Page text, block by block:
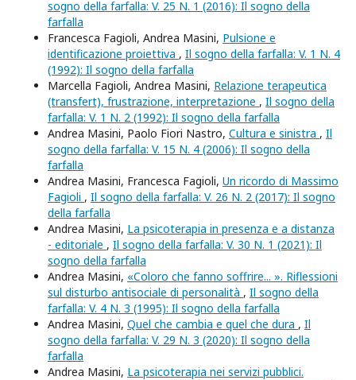
sogno della farfalla: V. 25 N. 1 (2016): Il sogno della
farfalla
Francesca Fagioli, Andrea Masini, Pulsione e
identificazione proiettiva , Il sogno della farfalla: V. 1 N. 4
(1992): Il sogno della farfalla
Marcella Fagioli, Andrea Masini, Relazione terapeutica
(transfert), frustrazione, interpretazione , Il sogno della
farfalla: V. 1 N. 2 (1992): Il sogno della farfalla
Andrea Masini, Paolo Fiori Nastro, Cultura e sinistra , Il
sogno della farfalla: V. 15 N. 4 (2006): Il sogno della
farfalla
Andrea Masini, Francesca Fagioli, Un ricordo di Massimo
Fagioli , Il sogno della farfalla: V. 26 N. 2 (2017): Il sogno
della farfalla
Andrea Masini, La psicoterapia in presenza e a distanza
- editoriale , Il sogno della farfalla: V. 30 N. 1 (2021): Il
sogno della farfalla
Andrea Masini, «Coloro che fanno soffrire... ». Riflessioni
sul disturbo antisociale di personalità , Il sogno della
farfalla: V. 4 N. 3 (1995): Il sogno della farfalla
Andrea Masini, Quel che cambia e quel che dura , Il
sogno della farfalla: V. 29 N. 3 (2020): Il sogno della
farfalla
Andrea Masini, La psicoterapia nei servizi pubblici.